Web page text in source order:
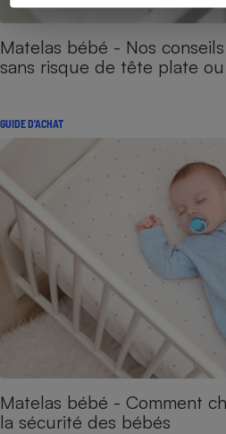
Matelas bébé - Nos
sans risque de tête plate
GUIDE D'ACHAT
Matelas bébé - Comment
la sécurité des bébés